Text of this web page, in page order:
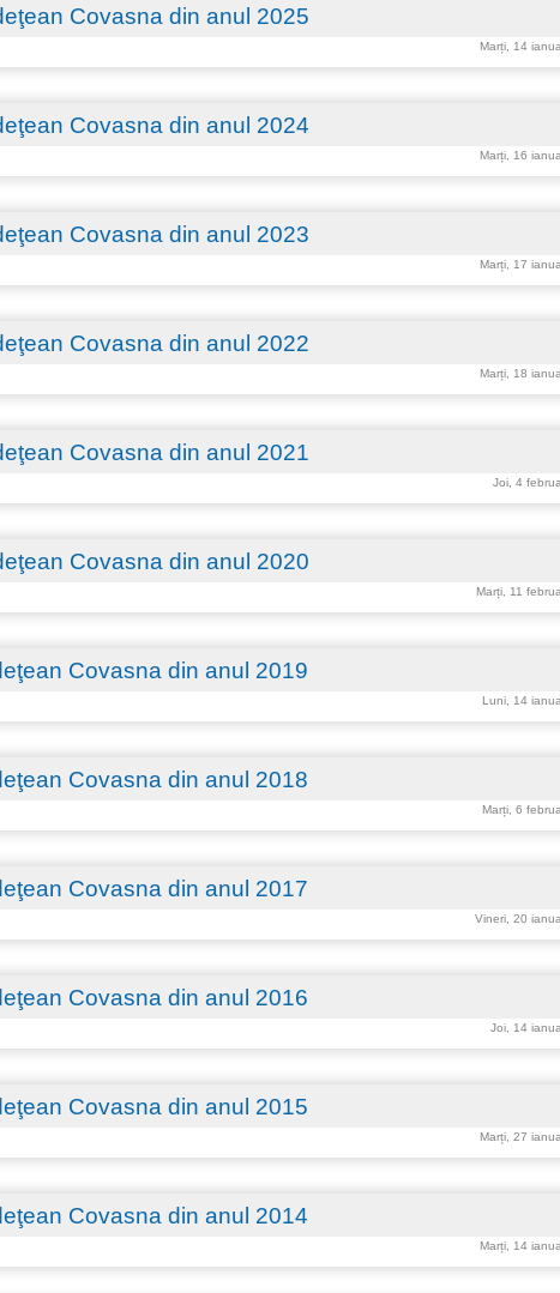
Covasna din anul 2025
Marți, 14
Covasna din anul 2024
Marți, 16
Covasna din anul 2023
Marți, 17
Covasna din anul 2022
Marți, 18
Covasna din anul 2021
Joi, 4
Covasna din anul 2020
Marți, 11
Covasna din anul 2019
Luni, 14
Covasna din anul 2018
Marți, 6
Covasna din anul 2017
Vineri, 20
Covasna din anul 2016
Joi, 14
Covasna din anul 2015
Marți, 27
Covasna din anul 2014
Marți, 14